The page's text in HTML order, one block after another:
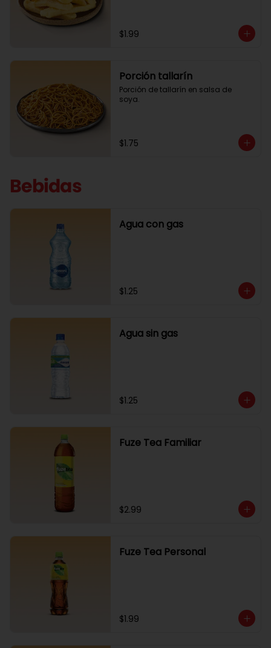
$1.99
Porción tallarín
Porción de tallarín en salsa de
soya.
$1.75
Bebidas
Agua con gas
$1.25
Agua sin gas
$1.25
Fuze Tea Familiar
$2.99
Fuze Tea Personal
$1.99